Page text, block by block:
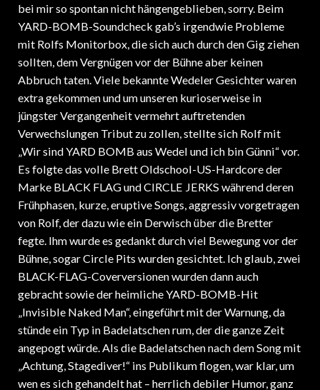
bei mir so spontan nicht hängengeblieben, sorry. Beim
YARD-BOMB-Soundcheck gab’s irgendwie Probleme
mit Rolfs Monitorbox, die sich auch durch den Gig ziehen
sollten, dem Vergnügen vor der Bühne aber keinen
Abbruch taten. Viele bekannte Wedeler Gesichter waren
extra gekommen und um unseren kurioserweise in
jüngster Vergangenheit vermehrt auftretenden
Verwechslungen Tribut zu zollen, stellte sich Rolf mit
„Wir sind YARD BOMB aus Wedel und ich bin Günni“ vor.
Es folgte das volle Brett Oldschool-US-Hardcore der
Marke BLACK FLAG und CIRCLE JERKS während deren
Frühphasen, kurze, eruptive Songs, aggressiv vorgetragen
von Rolf, der dazu wie ein Derwisch über die Bretter
fegte. Ihm wurde es gedankt durch viel Bewegung vor der
Bühne, sogar Circle Pits wurden gesichtet. Ich glaub, zwei
BLACK-FLAG-Coverversionen wurden dann auch
gebracht sowie der heimliche YARD-BOMB-Hit
„Invisible Naked Man“, eingeführt mit der Warnung, da
stünde ein Typ in Badelatschen rum, der die ganze Zeit
angepogt würde. Als die Badelatschen nach dem Song mit
„Achtung, Stagediver!“ ins Publikum flogen, war klar, um
wen es sich gehandelt hat – herrlich debiler Humor, ganz